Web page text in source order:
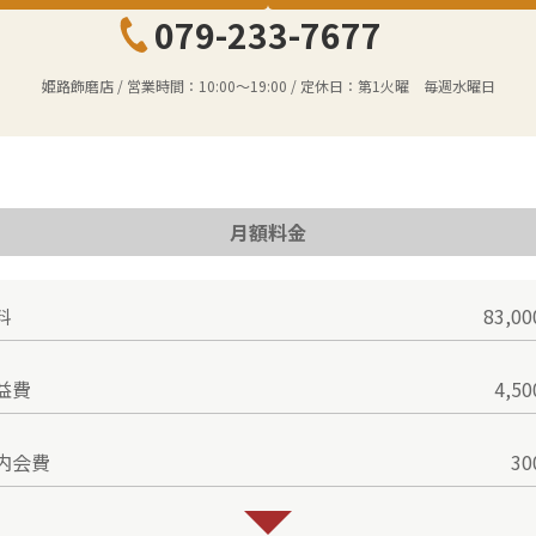
079-233-7677
姫路飾磨店/ 営業時間： 10:00～19:00 / 定休日： 第1火曜 毎週水曜日
月額料金
費
会費